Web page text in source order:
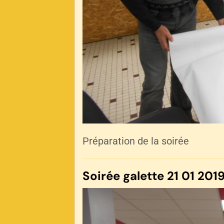
Préparation de la soirée
Soirée galette 21 01